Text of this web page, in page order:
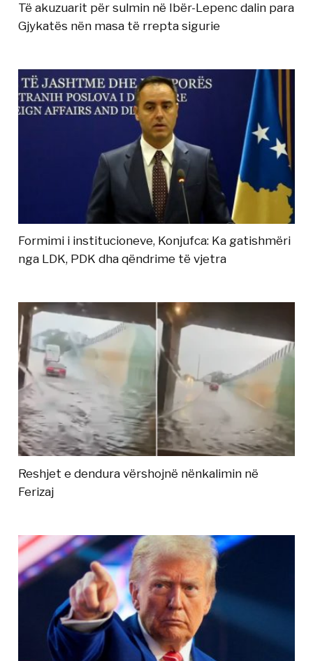
Të akuzuarit për sulmin në Ibër-Lepenc dalin para
Gjykatës nën masa të rrepta sigurie
Formimi i institucioneve, Konjufca: Ka gatishmëri
nga LDK, PDK dha qëndrime të vjetra
Reshjet e dendura vërshojnë nënkalimin në
Ferizaj